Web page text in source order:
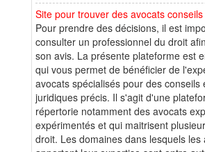
Site pour trouver des avocats conseils
Pour prendre des décisions, il est
consulter un professionnel du droit
son avis. La présente plateforme est
qui vous permet de bénéficier de
avocats spécialisés pour des conseils
juridiques précis. Il s'agit d'une
répertorie notamment des avocats
expérimentés et qui maitrisent
droit. Les domaines dans lesquels les